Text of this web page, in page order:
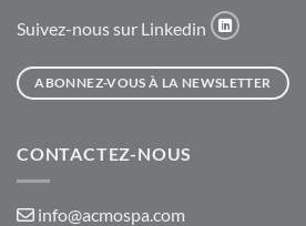
Suivez-nous sur Linkedin
ABONNEZ-VOUS À LA NEWSLETTER
CONTACTEZ-NOUS
info@acmospa.com